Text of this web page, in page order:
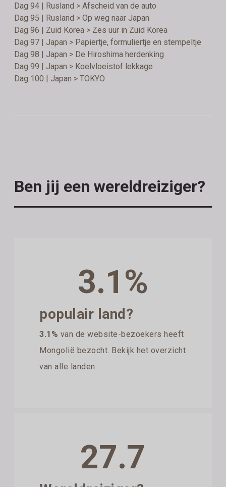
Dag 94 | Rusland > Afscheid van de auto
Dag 95 | Rusland > Op weg naar Japan
Dag 96 | Zuid Korea > Zes uur in Zuid Korea
Dag 97 | Japan > Papiertje, formuliertje en stempeltje
Dag 98 | Japan > De Hiroshima herdenking
Dag 99 | Japan > Koelvloeistof lekkage
Dag 100 | Japan > TOKYO
Ben jij een wereldreiziger?
3.1%
populair land?
3.1% van de website-bezoekers heeft
Mongolië bezocht. Bekijk het overzicht
van alle landen
27.7